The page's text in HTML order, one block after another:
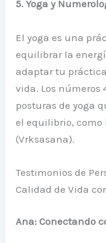
5. Yoga y
El yoga es una
equilibrar la
adaptar tu
vida. Los números
posturas de yoga
el equilibrio, como
(Vrksasana).
Testimonios de
Calidad de Vida
Ana: Conectando